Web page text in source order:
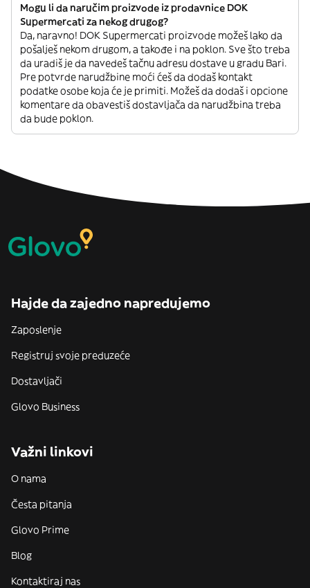
Mogu li da naručim proizvode iz prodavnice DOK
Supermercati za nekog drugog?
Da, naravno! DOK Supermercati proizvode možeš lako da
pošalješ nekom drugom, a takođe i na poklon. Sve što treba
da uradiš je da navedeš tačnu adresu dostave u gradu Bari.
Pre potvrde narudžbine moći ćeš da dodaš kontakt
podatke osobe koja će je primiti. Možeš da dodaš i opcione
komentare da obavestiš dostavljača da narudžbina treba
da bude poklon.
Hajde da zajedno napredujemo
Zaposlenje
Registruj svoje preduzeće
Dostavljači
Glovo Business
Važni linkovi
O nama
Česta pitanja
Glovo Prime
Blog
Kontaktiraj nas